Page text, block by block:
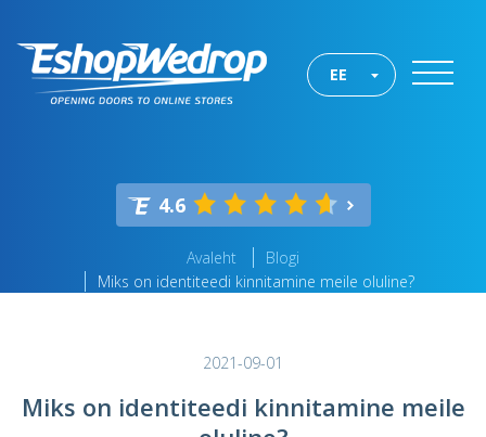
EE
4.6
Avaleht
Blogi
Miks on identiteedi kinnitamine meile oluline?
2021-09-01
Miks on identiteedi kinnitamine meile